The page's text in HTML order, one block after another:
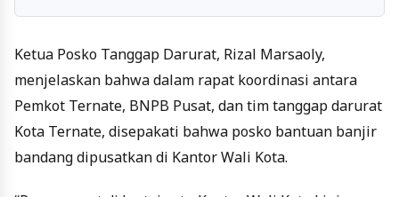
Ketua Posko Tanggap Darurat, Rizal Marsaoly,
menjelaskan bahwa dalam rapat koordinasi antara
Pemkot Ternate, BNPB Pusat, dan tim tanggap darurat
Kota Ternate, disepakati bahwa posko bantuan banjir
bandang dipusatkan di Kantor Wali Kota.